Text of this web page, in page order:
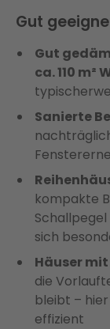
Gut
Gut
ca. 110 m²
Sanierte
kompakte
sich
Häuser
die
bleibt –
effizient